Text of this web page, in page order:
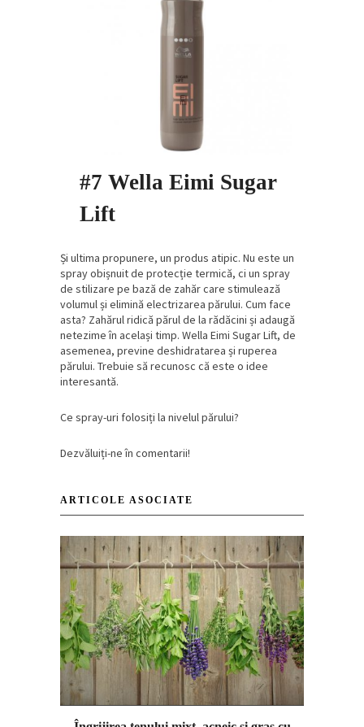
#7 Wella Eimi Sugar
Lift
Și ultima propunere, un produs atipic. Nu este un
spray obișnuit de protecție termică, ci un spray
de stilizare pe bază de zahăr care stimulează
volumul și elimină electrizarea părului. Cum face
asta? Zahărul ridică părul de la rădăcini și adaugă
netezime în același timp. Wella Eimi Sugar Lift, de
asemenea, previne deshidratarea și ruperea
părului. Trebuie să recunosc că este o idee
interesantă.
Ce spray-uri folosiți la nivelul părului?
Dezvăluiți-ne în comentarii!
ARTICOLE ASOCIATE